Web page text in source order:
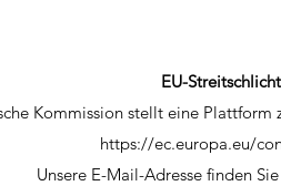
EU-
Kommission stellt eine
https://ec.europa.eu/
Unsere E-Mail-Adresse finden